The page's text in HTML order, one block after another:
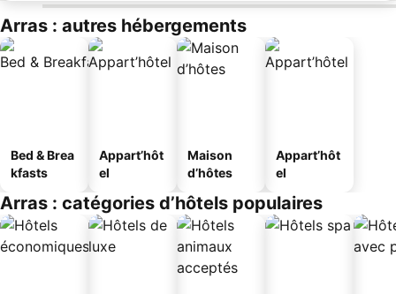
Arras : autres hébergements
Bed & Brea
kfasts
Appart’hôt
el
Maison
d’hôtes
Appart’hôt
el
Arras : catégories d’hôtels populaires